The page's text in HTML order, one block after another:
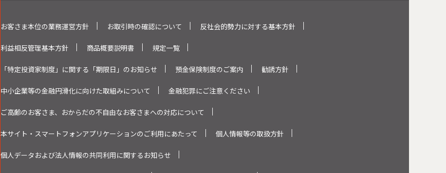
お客さま本位の業務運営方針 お取引時の確認について 反社会的勢力に対する基本方針
利益相反管理基本方針 商品概要説明書 規定一覧
「特定投資家制度」に関する「期限日」のお知らせ 預金保険制度のご案内 勧誘方針
中小企業等の金融円滑化に向けた取組みについて 金融犯罪にご注意ください
ご高齢のお客さま、おからだの不自由なお客さまへの対応について
本サイト・スマートフォンアプリケーションのご利用にあたって 個人情報等の取扱方針
個人データおよび法人情報の共同利用に関するお知らせ